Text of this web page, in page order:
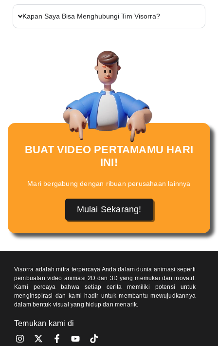
Kapan Saya Bisa Menghubungi Tim Visorra?
BUAT VIDEO PERTAMAMU HARI
INI!
Mari bergabung dengan ribuan perusahaan lainnya
Mulai Sekarang!
Visorra adalah mitra terpercaya Anda dalam dunia animasi seperti
pembuatan video animasi 2D dan 3D yang memukai dan inovatif.
Kami percaya bahwa setiap cerita memiliki potensi untuk
menginspirasi dan kami hadir untuk membantu mewujudkannya
dalam bentuk visual yang hidup dan menarik.
Temukan kami di